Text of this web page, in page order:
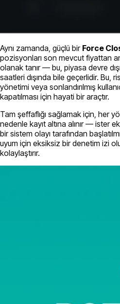
Aynı zamanda, güçlü bir Force
pozisyonları son mevcut fiyattan
olanak tanır — bu, piyasa devre
saatleri dışında bile geçerlidir. Bu,
yönetimi veya sonlandırılmış
kapatılması için hayati bir araçtır.
Tam şeffaflığı sağlamak için, her
nedenle kayıt altına alınır — ister
bir sistem olayı tarafından
uyum için eksiksiz bir denetim izi
kolaylaştırır.